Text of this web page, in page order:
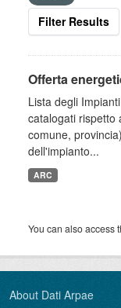
Filter Results
Offerta
Lista degli
catalogati rispetto
comune,
dell'impianto...
ARC
You can also access
About Dati Arpae